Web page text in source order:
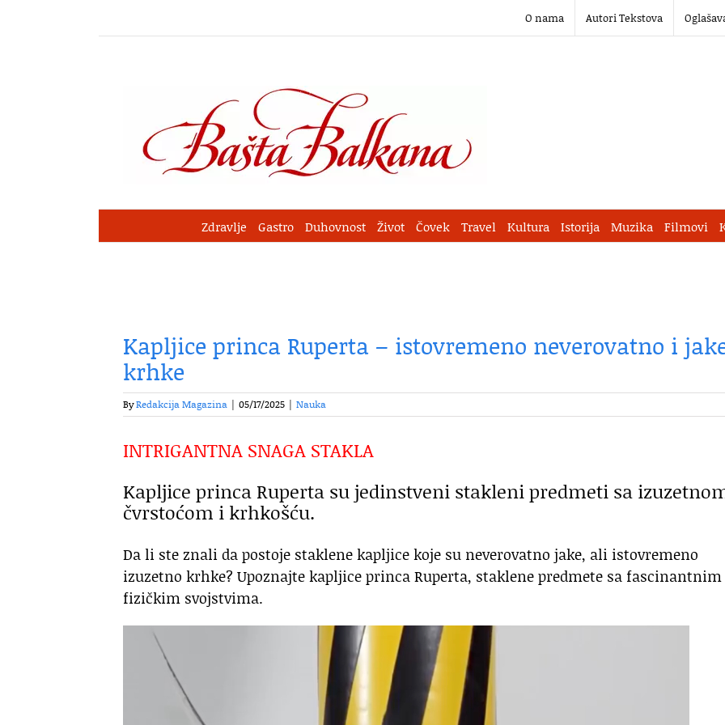
O nama Autori Tekstova
Zdravlje Gastro Duhovnost Život Čovek Travel Kultura Istorija Muzika Filmovi
Kapljice princa Ruperta – istovremeno neverovatno i
krhke
ByRedakcija Magazina | 05/17/2025 | Nauka
INTRIGANTNA SNAGA STAKLA
Kapljice princa Ruperta su jedinstveni stakleni predmeti sa
čvrstoćom i krhkošću.
Da li ste znali da postoje staklene kapljice koje su neverovatno jake, ali istovremeno
izuzetno krhke? Upoznajte kapljice princa Ruperta, staklene predmete sa fascinantnim
fizičkim svojstvima.